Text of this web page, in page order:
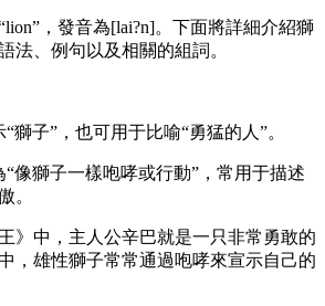
，發音為[lai?n]。下面將詳細介紹獅
法、例句以及相關的組詞。
獅子”，也可用于比喻“勇猛的人”。
“像獅子一樣咆哮或行動”，常用于描述
。
》中，主人公辛巴就是一只非常勇敢的
，雄性獅子常常通過咆哮來宣示自己的